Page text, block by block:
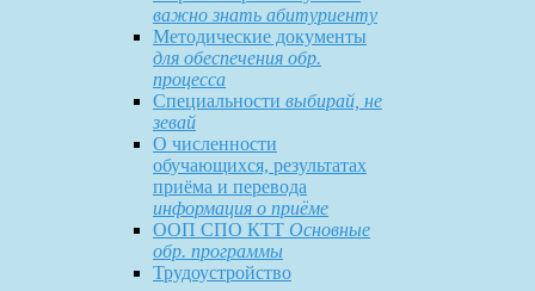
важно знать абитуриенту
Методические документы
для обеспечения обр.
процесса
Специальности выбирай, не
зевай
О численности
обучающихся, результатах
приёма и перевода
информация о приёме
ООП СПО КТТ Основные
обр. программы
Трудоустройство